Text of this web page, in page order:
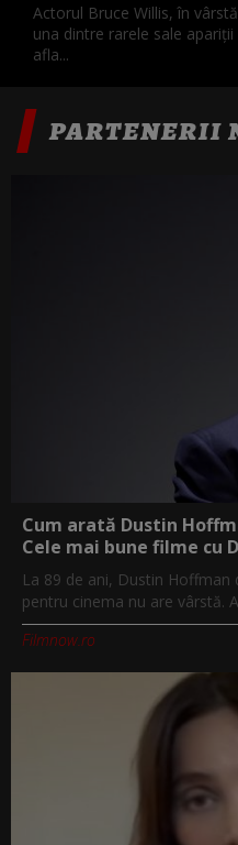
Actorul Bruce Willis, în
una dintre rarele sale
afla...
PARTENERII
Cum arată Dustin
Cele mai bune filme cu
La 89 de ani, Dustin
pentru cinema nu are vârstă.
Filmnow.ro